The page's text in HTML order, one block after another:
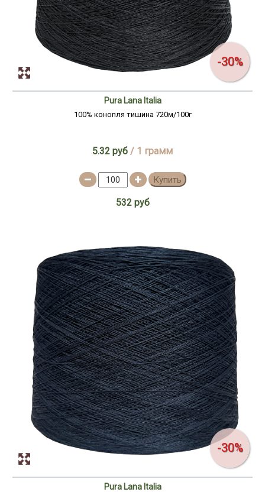
-30%
Pura Lana Italia
100% конопля тишина 720м/100г
5.32 руб / 1 грамм
Купить
532 руб
-30%
Pura Lana Italia